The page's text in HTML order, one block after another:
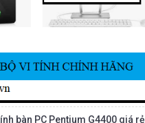
bàn PC Pentium G4400 giá rẻ